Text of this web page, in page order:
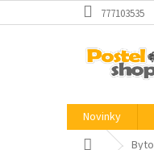
na
777103535
Novinky
Domů